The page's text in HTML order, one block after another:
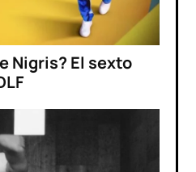
Nigris? El sexto